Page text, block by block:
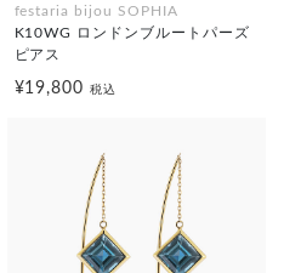
festaria bijou SOPHIA
K10WG ロンドンブルートパーズ
ピアス
¥19,800税込